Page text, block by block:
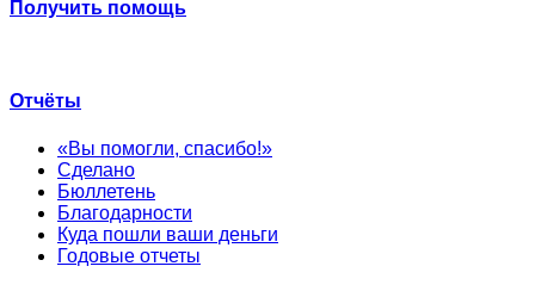
Получить помощь
Отчёты
«Вы помогли, спасибо!»
Сделано
Бюллетень
Благодарности
Куда пошли ваши деньги
Годовые отчеты